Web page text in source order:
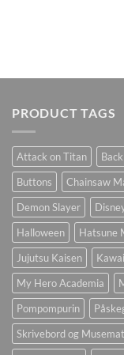
PRODUCT TAGS
Attack on Titan
Buttons
Chainsaw
Demon Slayer
Halloween
Hatsune
Jujutsu Kaisen
My Hero Academia
Pompompurin
Skrivebord og